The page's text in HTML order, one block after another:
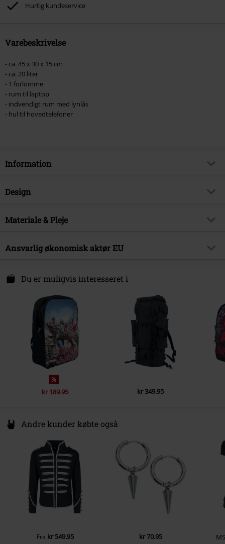
Hurtig kundeservice
Varebeskrivelse
- ca. 45 x 30 x 15 cm
- ca. 20 liter
- 1 forlomme
- rum til laptop
- indvendigt rum med lynlås
- hul til hovedtelefoner
Information
Artikelnr.
Musikgenre
Licens
Officiel Licens
Udgivelsesdato
03-04-2020
Unisex
Design
Produkttype
Farve
sort
Materiale & Pleje
Ydermateriale 100% Polyester
Ansvarlig økonomisk aktør EU
Ground Floor
Lower Baggot Street 71
D02P593 Dublin
compliance@wearerocksax.com
Du er muligvis interesseret i
%
kr 189.95 kr 349.95
Andre kunder købte også
Fra kr 549.95 kr 70.95